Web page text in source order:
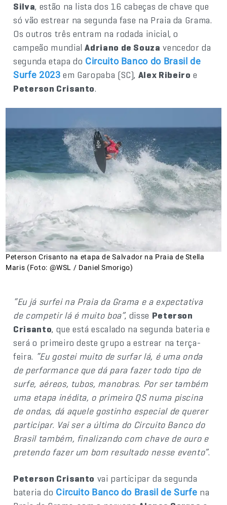
Silva, estão na lista dos 16 cabeças de chave que
só vão estrear na segunda fase na Praia da Grama.
Os outros três entram na rodada inicial, o
campeão mundialAdriano de Souza vencedor da
segunda etapa do Circuito Banco do Brasil de
Surfe 2023 em Garopaba (SC), Alex Ribeiro e
Peterson Crisanto.
Peterson Crisanto na etapa de Salvador na Praia de Stella
Maris (Foto: @WSL / Daniel Smorigo)
“Eu já surfei na Praia da Grama e a expectativa
de competir lá é muito boa”, disse Peterson
Crisanto, que está escalado na segunda bateria e
será o primeiro deste grupo a estrear na terça-
feira. “Eu gostei muito de surfar lá, é uma onda
de performance que dá para fazer todo tipo de
surfe, aéreos, tubos, manobras. Por ser também
uma etapa inédita, o primeiro QS numa piscina
de ondas, dá aquele gostinho especial de querer
participar. Vai ser a última do Circuito Banco do
Brasil também, finalizando com chave de ouro e
pretendo fazer um bom resultado nesse evento”.
Peterson Crisanto vai participar da segunda
bateria do Circuito Banco do Brasil de Surfe na